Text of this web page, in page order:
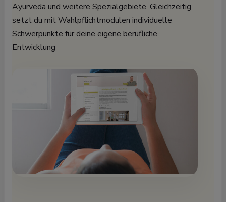
Ayurveda und weitere Spezialgebiete. Gleichzeitig
setzt du mit Wahlpflichtmodulen individuelle
Schwerpunkte für deine eigene berufliche
Entwicklung